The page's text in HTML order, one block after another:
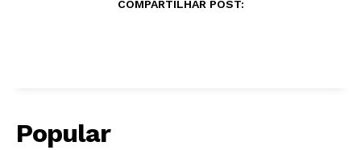
COMPARTILHAR POST:
Popular